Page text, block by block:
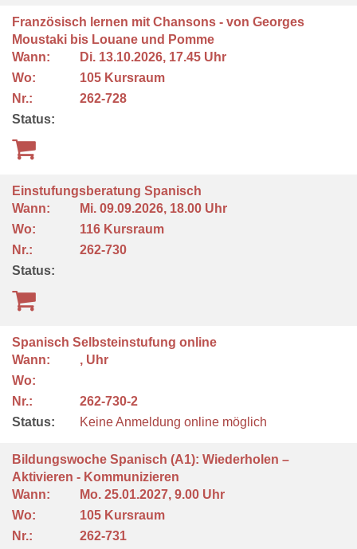
Französisch lernen mit Chansons - von Georges
Moustaki bis Louane und Pomme
Wann:
Di. 13.10.2026, 17.45 Uhr
Wo:
105 Kursraum
Nr.:
262-728
Status:
Einstufungsberatung Spanisch
Wann:
Mi. 09.09.2026, 18.00 Uhr
Wo:
116 Kursraum
Nr.:
262-730
Status:
Spanisch Selbsteinstufung online
Wann:
, Uhr
Wo:
Nr.:
262-730-2
Status:
Keine Anmeldung online möglich
Bildungswoche Spanisch (A1): Wiederholen –
Aktivieren - Kommunizieren
Wann:
Mo. 25.01.2027, 9.00 Uhr
Wo:
105 Kursraum
Nr.:
262-731